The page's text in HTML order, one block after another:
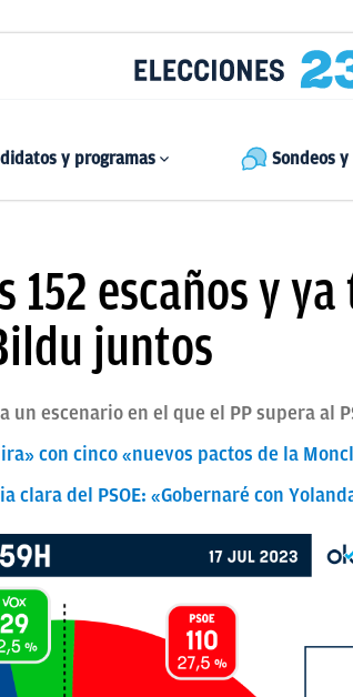
y programas Sondeos
152 escaños y
juntos
un escenario en el que el PP supera al
con cinco «nuevos pactos de la
clara del PSOE: «Gobernaré con